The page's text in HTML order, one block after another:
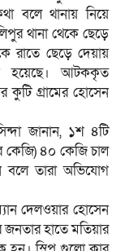
বলে থানায় নিয়ে
থানা থেকে ছেড়ে
রাতে ছেড়ে দেয়ায়
হয়েছে। আটককৃত
কুটি গ্রামের হোসেন
জানান, ১শ ৪টি
কেজি) ৪০ কেজি চাল
বলে তারা অভিযোগ
দেলওয়ার হোসেন
হাতে মতিয়ার